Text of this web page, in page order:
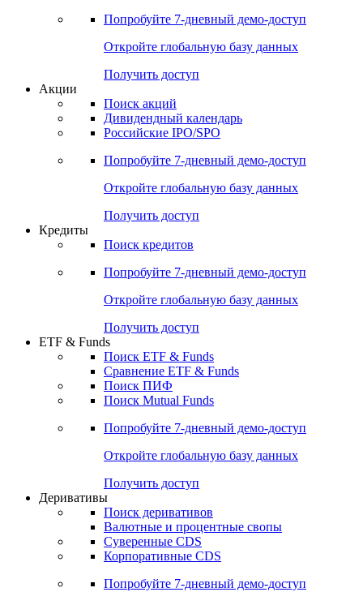
Попробуйте 7-дневный демо-доступ
Откройте глобальную базу данных
Получить доступ
Акции
Поиск акций
Дивидендный календарь
Российские IPO/SPO
Попробуйте 7-дневный демо-доступ
Откройте глобальную базу данных
Получить доступ
Кредиты
Поиск кредитов
Попробуйте 7-дневный демо-доступ
Откройте глобальную базу данных
Получить доступ
ETF & Funds
Поиск ETF & Funds
Сравнение ETF & Funds
Поиск ПИФ
Поиск Mutual Funds
Попробуйте 7-дневный демо-доступ
Откройте глобальную базу данных
Получить доступ
Деривативы
Поиск деривативов
Валютные и процентные свопы
Суверенные CDS
Корпоративные CDS
Попробуйте 7-дневный демо-доступ